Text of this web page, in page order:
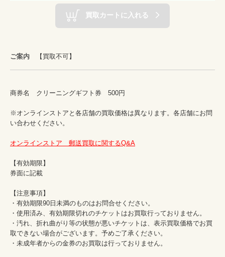
買取カートに入れる
ご案内 【買取不可】
商券名　クリーニングギフト券　500円
※オンラインストアと各店舗の買取価格は異なります。各店舗にお問
い合わせください。
オンラインストア　郵送買取に関するQ&A
【有効期限】
券面に記載
【注意事項】
・有効期限90日未満のものはお問合せください。
・使用済み、有効期限切れのチケットはお買取行っておりません。
・汚れ、折れ曲がり等の状態が悪いチケットは、表示買取価格でお買
取できない場合がございます。予めご了承ください。
・未成年者からの金券のお買取は行っておりません。